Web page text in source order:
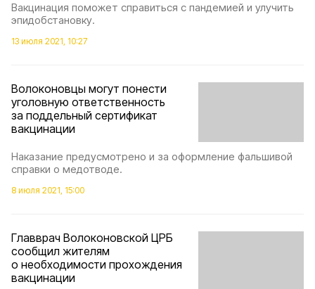
Вакцинация поможет справиться с пандемией и улучить
эпидобстановку.
13 июля 2021, 10:27
Волоконовцы могут понести
уголовную ответственность
за поддельный сертификат
вакцинации
Наказание предусмотрено и за оформление фальшивой
справки о медотводе.
8 июля 2021, 15:00
Главврач Волоконовской ЦРБ
сообщил жителям
о необходимости прохождения
вакцинации